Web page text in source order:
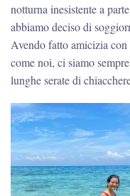
notturna inesistente a
abbiamo deciso di
Avendo fatto amicizia
come noi, ci siamo
lunghe serate di